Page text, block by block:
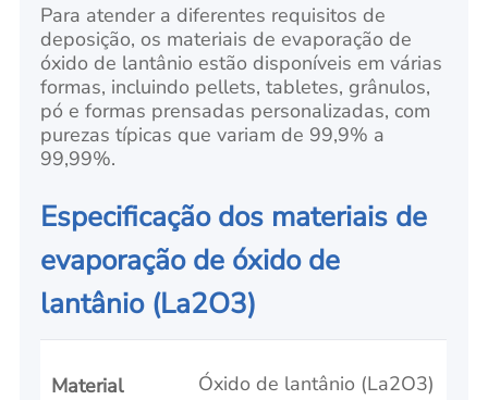
Para atender a diferentes requisitos de
deposição, os materiais de evaporação de
óxido de lantânio estão disponíveis em várias
formas, incluindo pellets, tabletes, grânulos,
pó e formas prensadas personalizadas, com
purezas típicas que variam de 99,9% a
99,99%.
Especificação dos materiais de
evaporação de óxido de
lantânio (La2O3)
Material Óxido de lantânio (La2O3)